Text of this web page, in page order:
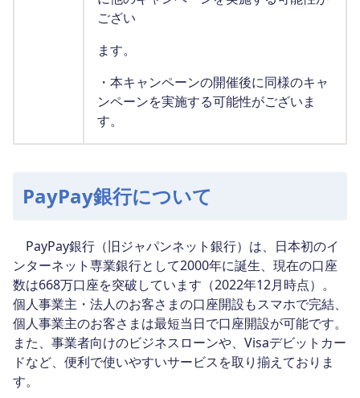
ござい
ます。
・本キャンペーンの開催後に同様のキャ
ンペーンを実施する可能性がございま
す。
PayPay銀行について
PayPay銀行（旧ジャパンネット銀行）は、日本初のイ
ンターネット専業銀行として2000年に誕生、現在の口座
数は668万口座を突破しています（2022年12月時点）。
個人事業主・法人のお客さまの口座開設もスマホで完結、
個人事業主のお客さまは最短当日で口座開設が可能です。
また、事業者向けのビジネスローンや、Visaデビットカー
ドなど、便利で使いやすいサービスを取り揃えておりま
す。